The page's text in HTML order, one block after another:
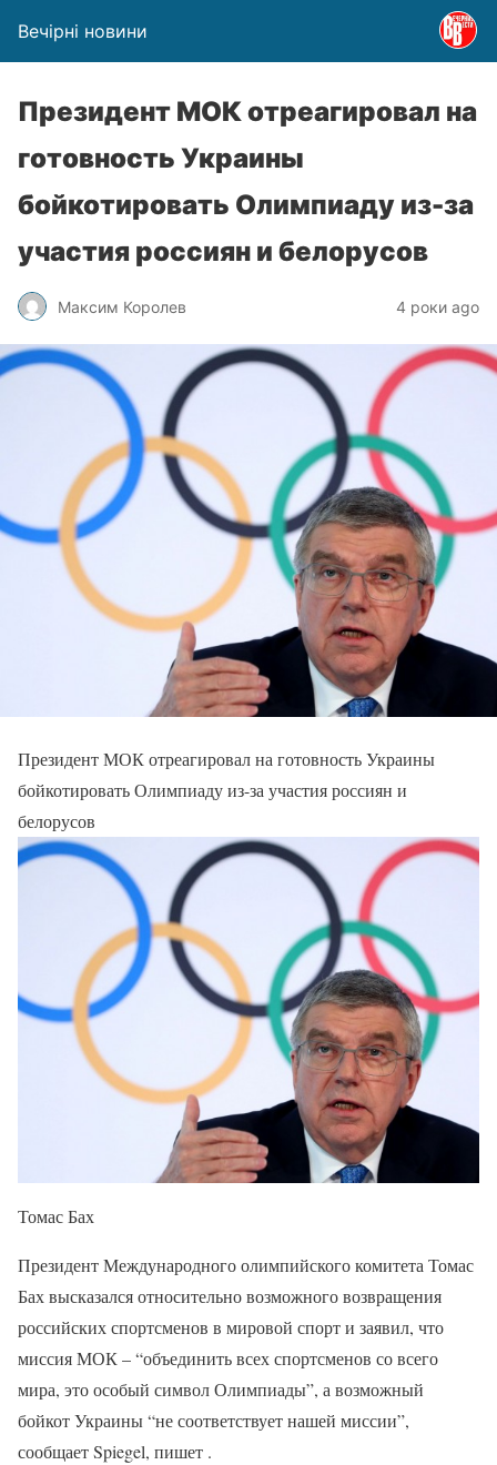
Вечірні новини
Президент МОК отреагировал на
готовность Украины
бойкотировать Олимпиаду из-за
участия россиян и белорусов
Максим Королев 4 роки ago
Президент МОК отреагировал на готовность Украины
бойкотировать Олимпиаду из-за участия россиян и
белорусов
Томас Бах
Президент Международного олимпийского комитета Томас
Бах высказался относительно возможного возвращения
российских спортсменов в мировой спорт и заявил, что
миссия МОК – “объединить всех спортсменов со всего
мира, это особый символ Олимпиады”, а возможный
бойкот Украины “не соответствует нашей миссии”,
сообщает Spiegel, пишет .